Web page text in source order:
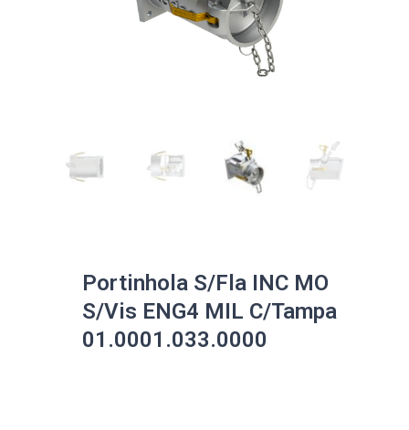
Portinhola S/Fla INC MO
S/Vis ENG4 MIL C/Tampa
01.0001.033.0000